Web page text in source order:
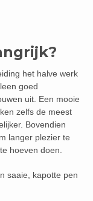
het halve werk
goed
uit. Een mooie
zelfs de meest
Bovendien
langer plezier te
hoeven doen.
saaie, kapotte pen